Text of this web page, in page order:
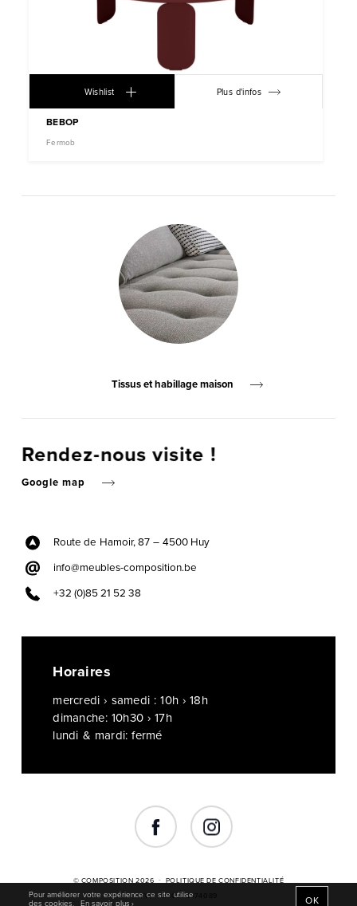
Wishlist Plus d'infos
BEBOP
Fermob
Tissus et habillage maison
Rendez-nous visite !
Google map
Route de Hamoir, 87 – 4500 Huy
info@meubles-composition.be
+32 (0)85 21 52 38
Horaires
mercredi › samedi : 10h › 18h
dimanche: 10h30 › 17h
lundi & mardi: fermé
© COMPOSITION 2026
POLITIQUE DE CONFIDENTIALITÉ
TVA : BE0872574089
Pour améliorer votre expérience ce site utilise
des cookies.
En savoir plus › OK